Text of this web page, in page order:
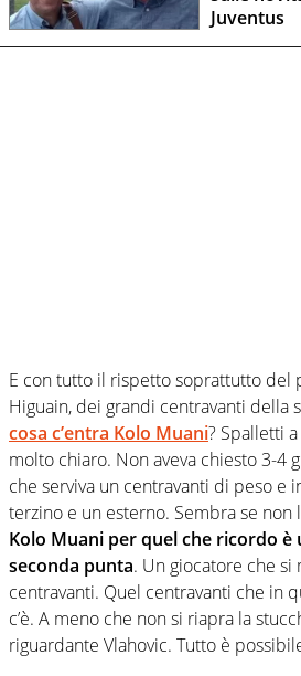
Juventus
E con tutto il rispetto soprattutto del
Higuain, dei grandi centravanti della
cosa c’entra Kolo Muani? Spalletti
molto chiaro. Non aveva chiesto 3-4
che serviva un centravanti di peso e
terzino e un esterno. Sembra se non
Kolo Muani per quel che ricordo
seconda punta. Un giocatore che si
centravanti. Quel centravanti che in
c’è. A meno che non si riapra la
riguardante Vlahovic. Tutto è